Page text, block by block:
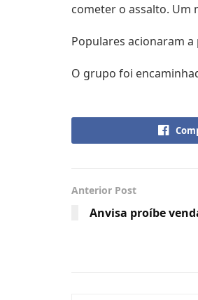
cometer o assalto.
Populares acionaram
O grupo foi
Anterior Post
Anvisa proíbe